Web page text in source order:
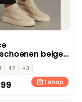
beige
42
+3
1 shop